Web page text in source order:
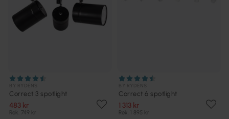
Correct 3 spotlight
483 kr
Rek. 749 kr
Correct 6 spotlight
1 313 kr
Rek. 1 895 kr